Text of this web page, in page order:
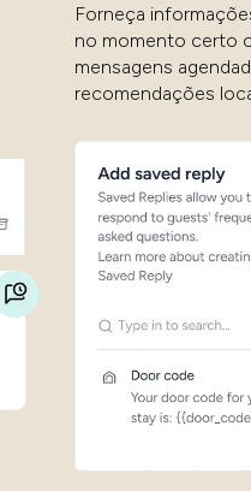
Forneça
no momento certo
mensagens
recomendações